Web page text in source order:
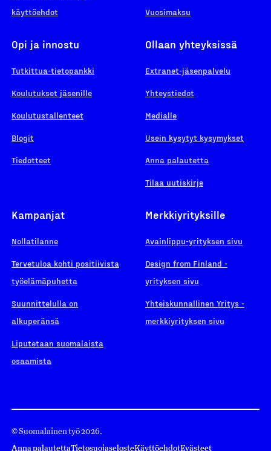
käyttöehdot
Vuosimaksu
Opi ja innostu
Tutkittua-tietopankki
Koulutukset jäsenille
Koulutustallenteet
Blogit
Tiedotteet
Ollaan yhteyksissä
Extranet-jäsenpalvelu
Yhteystiedot
Medialle
Usein kysytyt kysymykset
Anna palautetta
Tilaa uutiskirje
Kampanjat
Nollatilanne
Tervetuloa kohti positiivista
työelämäpuhetta
Suunnittelulla on
alkuperänsä
Liputetaan suomalaista
osaamista
Merkkiyrityksille
Avainlippu-yrityksen sivu
Design from Finland -
yrityksen sivu
Yhteiskunnallinen Yritys -
merkkiyrityksen sivu
© Suomalainen työ 2026.
Anna palautettaTietosuojaselosteKäyttöehdotEvästeet